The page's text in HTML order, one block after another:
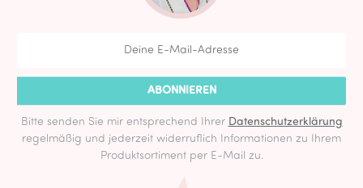
ABONNIEREN
Bitte senden Sie mir entsprechend Ihrer Datenschutzerklärung
regelmäßig und jederzeit widerruflich Informationen zu Ihrem
Produktsortiment per E-Mail zu.